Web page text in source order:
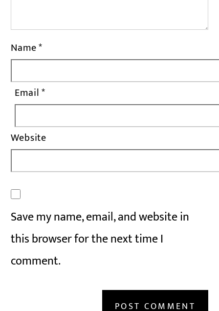
Name*
Email*
Website
Save my name, email, and website in
this browser for the next time I
comment.